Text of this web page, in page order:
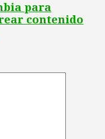
para
contenido